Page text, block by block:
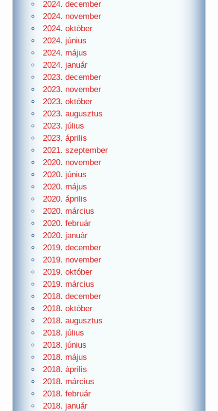
2024. december
2024. november
2024. október
2024. június
2024. május
2024. január
2023. december
2023. november
2023. október
2023. augusztus
2023. július
2023. április
2021. szeptember
2020. november
2020. június
2020. május
2020. április
2020. március
2020. február
2020. január
2019. december
2019. november
2019. október
2019. március
2018. december
2018. október
2018. augusztus
2018. július
2018. június
2018. május
2018. április
2018. március
2018. február
2018. január